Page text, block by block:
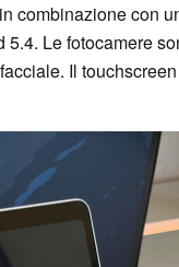
combinazione con
Le fotocamere
Il